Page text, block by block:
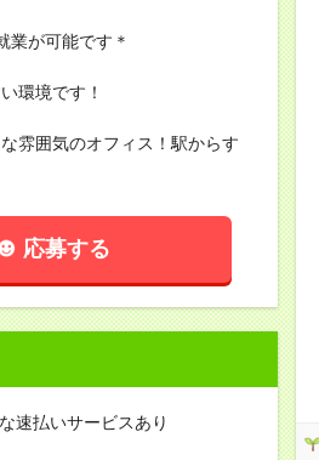
業が可能です＊
環境です！
雰囲気のオフィス！駅からす
応募する
速払いサービスあり